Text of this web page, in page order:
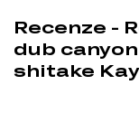
funkcemi, což z něj
Prostorově
se regál snadno
místa.
Recenze -
dub
shitake